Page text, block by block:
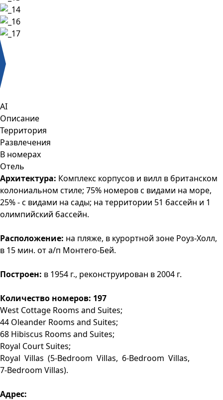
AI
Описание
Территория
Развлечения
В номерах
Отель
Архитектура: Комплекс корпусов и вилл в британском
колониальном стиле; 75% номеров с видами на море,
25% - с видами на сады; на территории 51 бассейн и 1
олимпийский бассейн.
Расположение: на пляже, в курортной зоне Роуз-Холл,
в 15 мин. от а/п Монтего-Бей.
Построен: в 1954 г., реконструирован в 2004 г.
Количество номеров: 197
West Cottage Rooms and Suites;
44 Oleander Rooms and Suites;
68 Hibiscus Rooms and Suites;
Royal Court Suites;
Royal Villas (5-Bedroom Villas, 6-Bedroom Villas,
7-Bedroom Villas).
Адрес: